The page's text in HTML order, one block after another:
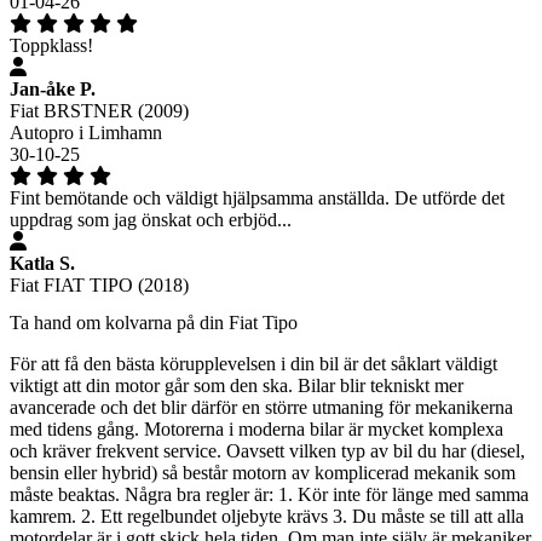
Toppklass!
Jan-åke P.
Fiat BRSTNER (2009)
Autopro i Limhamn
30-10-25
Fint bemötande och väldigt hjälpsamma anställda. De utförde det
uppdrag som jag önskat och erbjöd...
Katla S.
Fiat FIAT TIPO (2018)
Ta hand om kolvarna på din Fiat Tipo
För att få den bästa körupplevelsen i din bil är det såklart väldigt
viktigt att din motor går som den ska. Bilar blir tekniskt mer
avancerade och det blir därför en större utmaning för mekanikerna
med tidens gång. Motorerna i moderna bilar är mycket komplexa
och kräver frekvent service. Oavsett vilken typ av bil du har (diesel,
bensin eller hybrid) så består motorn av komplicerad mekanik som
måste beaktas. Några bra regler är: 1. Kör inte för länge med samma
kamrem. 2. Ett regelbundet oljebyte krävs 3. Du måste se till att alla